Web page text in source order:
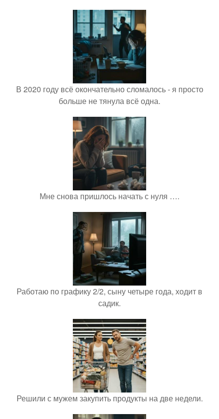
В 2020 году всё окончательно сломалось - я просто
больше не тянула всё одна.
Мне снова пришлось начать с нуля ….
Работаю по графику 2/2, сыну четыре года, ходит в
садик.
Решили с мужем закупить продукты на две недели.